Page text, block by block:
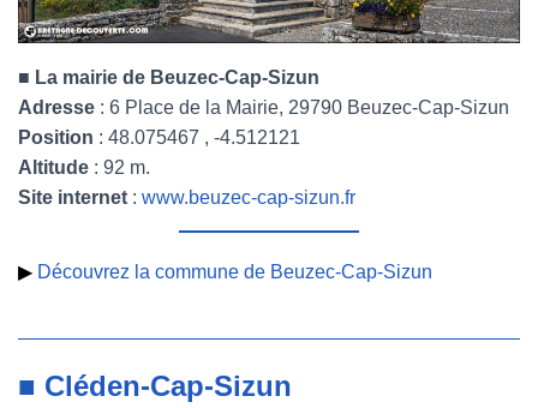
■ La mairie de Beuzec-Cap-Sizun
Adresse : 6 Place de la Mairie, 29790 Beuzec-Cap-Sizun
Position : 48.075467 , -4.512121
Altitude : 92 m.
Site internet : www.beuzec-cap-sizun.fr
▶ Découvrez la commune de Beuzec-Cap-Sizun
■ Cléden-Cap-Sizun